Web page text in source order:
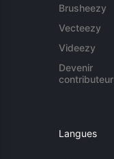
Brusheezy
Vecteezy
Videezy
Devenir
contributeur
Langues